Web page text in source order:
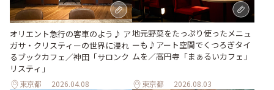
オリエント急行の客車のよう♪ ア
ガサ・クリスティーの世界に浸れ
るブックカフェ／神田「サロンク
リスティ」
東京都 2026.04.08
地元野菜をたっぷり使ったメニュ
ーも♪アート空間でくつろぎタイ
ムを／高円寺「まぁるいカフェ」
東京都 2026.08.03